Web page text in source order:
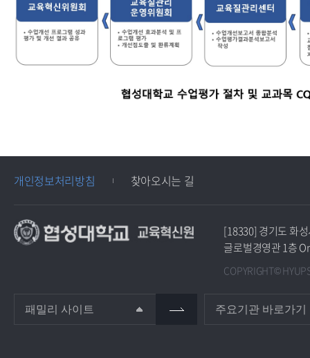
개인정보처리방침 찾아오시는 길
[18330] 경기도 화
글로벌경영관 1층
COPYRIGHT©